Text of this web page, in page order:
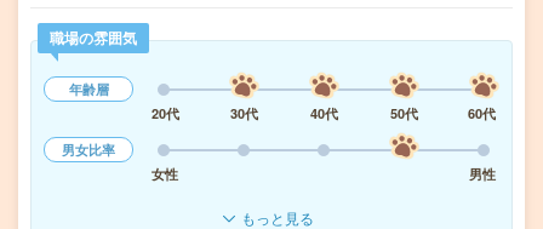
職場の雰囲気
年齢層
20代
30代 40代 50代
60代
男女比率
女性
男性
もっと見る